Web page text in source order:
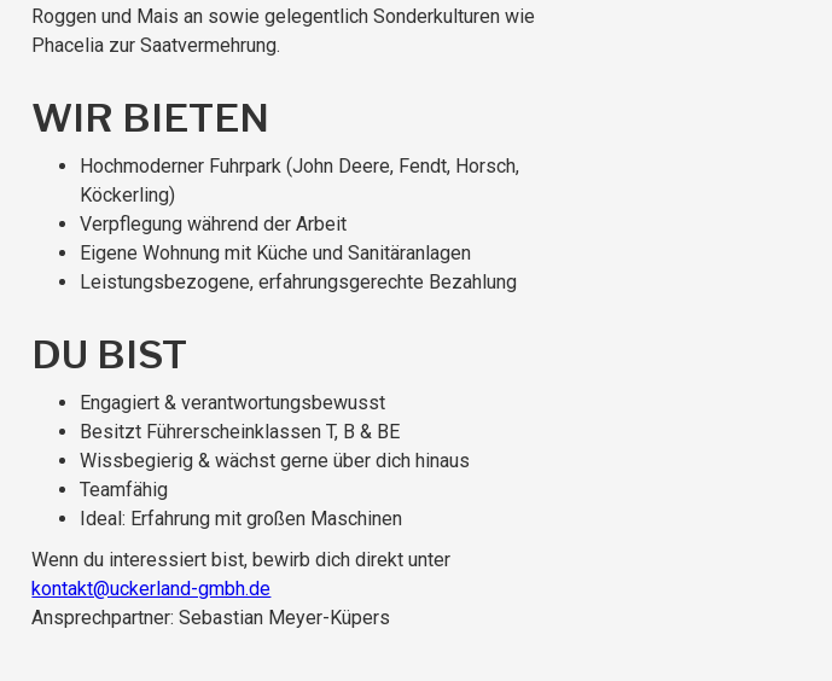
Roggen und Mais an sowie gelegentlich Sonderkulturen wie
Phacelia zur Saatvermehrung.
WIR BIETEN
Hochmoderner Fuhrpark (John Deere, Fendt, Horsch,
Köckerling)
Verpflegung während der Arbeit
Eigene Wohnung mit Küche und Sanitäranlagen
Leistungsbezogene, erfahrungsgerechte Bezahlung
DU BIST
Engagiert & verantwortungsbewusst
Besitzt Führerscheinklassen T, B & BE
Wissbegierig & wächst gerne über dich hinaus
Teamfähig
Ideal: Erfahrung mit großen Maschinen
Wenn du interessiert bist, bewirb dich direkt unter
kontakt@uckerland-gmbh.de
Ansprechpartner: Sebastian Meyer-Küpers